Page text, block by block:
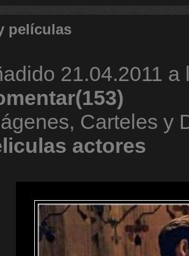
películas
21.04.2011 a
Carteles y
actores